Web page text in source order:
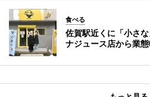
食べる
佐賀駅近くに「小さ
ナジュース店から業